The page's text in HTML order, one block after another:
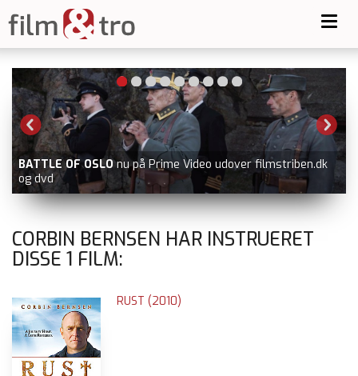
BATTLE OF OSLO nu på Prime Video udover filmstriben.dk
og dvd
CORBIN BERNSEN HAR INSTRUERET
DISSE 1 FILM:
RUST (2010)